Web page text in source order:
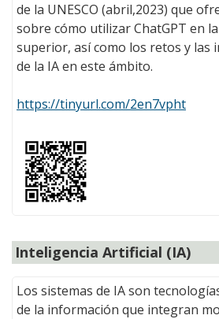
de la UNESCO (abril,2023) que
sobre cómo utilizar ChatGPT en
superior, así como los retos y las
de la IA en este ámbito.
https://tinyurl.com/2en7vpht
Inteligencia Artificial (IA)
Los sistemas de IA son
de la información que integran